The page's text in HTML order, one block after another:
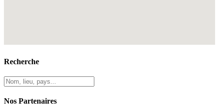
Recherche
Nos Partenaires